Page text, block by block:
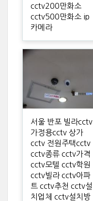
cctv200만화소
cctv500만화소 ip
카메라
서울 반포 빌라cctv
가정용cctv 상가
cctv 전원주택cctv
cctv종류 cctv가격
cctv모텔 cctv학원
cctv빌라 cctv아파
트 cctv추천 cctv설
치업체 cctv설치방